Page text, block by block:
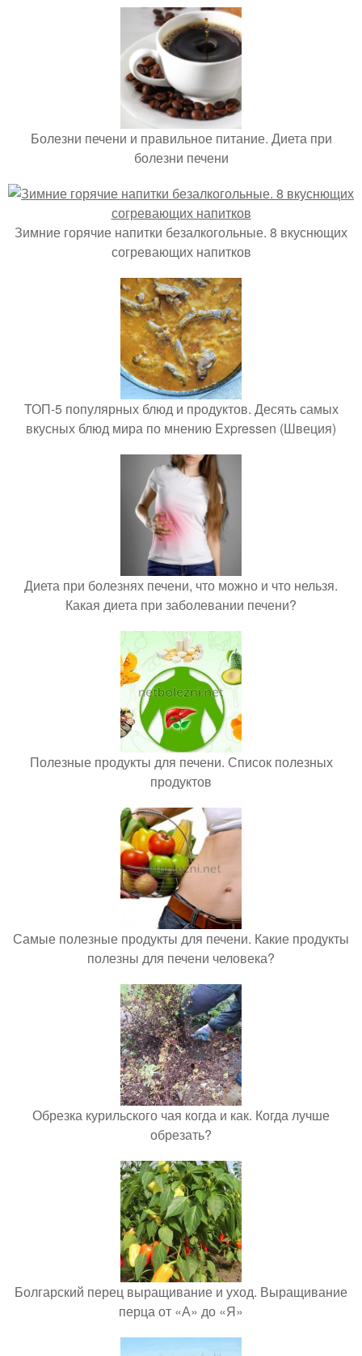
Болезни печени и правильное питание. Диета при
болезни печени
Зимние горячие напитки безалкогольные. 8 вкуснющих
согревающих напитков
ТОП-5 популярных блюд и продуктов. Десять самых
вкусных блюд мира по мнению Expressen (Швеция)
Диета при болезнях печени, что можно и что нельзя.
Какая диета при заболевании печени?
Полезные продукты для печени. Список полезных
продуктов
Самые полезные продукты для печени. Какие продукты
полезны для печени человека?
Обрезка курильского чая когда и как. Когда лучше
обрезать?
Болгарский перец выращивание и уход. Выращивание
перца от «А» до «Я»